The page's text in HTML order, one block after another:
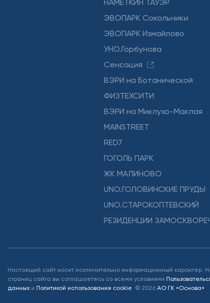
НАМЕТКИН ТАУЭР
ЭВОПАРК Сокольники
ЭВОПАРК Измайлово
УНО.Горбунова
Сенсация
ВЭРИ на Ботанической
ФИЗТЕХСИТИ
ВЭРИ на Миклухо-Маклая
MAINSTREET
RED7
ГОГОЛЬ ПАРК
ЖК МАЛИНОВО
UNO.ГОЛОВИНСКИЕ ПРУДЫ
UNO.СТАРОКОПТЕВСКИЙ
РЕЗИДЕНЦИИ
Настоящий сайт носит исключительно информационный характер.
страниц сайта вы соглашаетесь со всеми условиями
данных и Политикой использования cookie. © 2026 АО ГК «Основа»